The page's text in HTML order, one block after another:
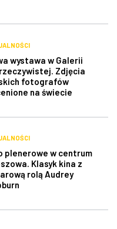
wystawa w Galerii
Zdjęcia
fotografów
na świecie
plenerowe w centrum
Klasyk kina z
rolą Audrey